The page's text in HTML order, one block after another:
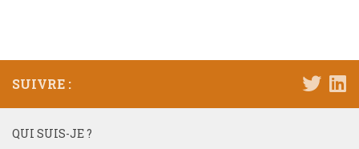
SUIVRE :
QUI SUIS-JE ?